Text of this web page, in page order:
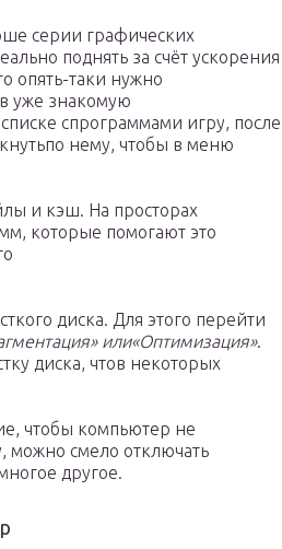
серии графических
поднять за счёт ускорения
опять-таки нужно
уже знакомую
спрограммами игру, после
нему, чтобы в меню
и кэш. На просторах
которые помогают это
диска. Для этого перейти
или«Оптимизация».
диска, чтов некоторых
чтобы компьютер не
можно смело отключать
другое.